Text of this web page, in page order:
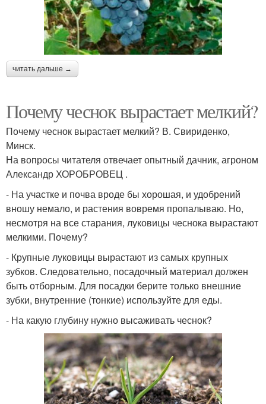
читать дальше →
Почему чеснок вырастает мелкий?
Почему чеснок вырастает мелкий? В. Свириденко,
Минск.
На вопросы читателя отвечает опытный дачник, агроном
Александр ХОРОБРОВЕЦ .
- На участке и почва вроде бы хорошая, и удобрений
вношу немало, и растения вовремя пропалываю. Но,
несмотря на все старания, луковицы чеснока вырастают
мелкими. Почему?
- Крупные луковицы вырастают из самых крупных
зубков. Следовательно, посадочный материал должен
быть отборным. Для посадки берите только внешние
зубки, внутренние (тонкие) используйте для еды.
- На какую глубину нужно высаживать чеснок?